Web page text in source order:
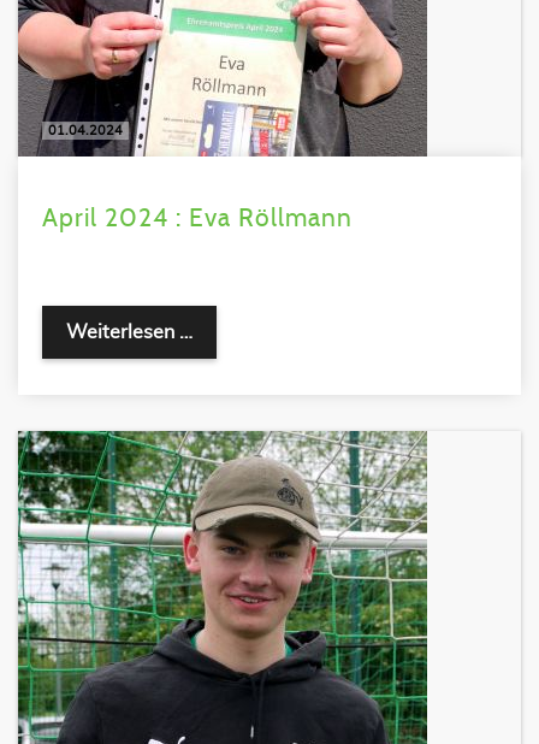
01.04.2024
April 2024 : Eva Röllmann
Weiterlesen …